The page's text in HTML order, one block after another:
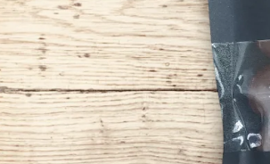
ORECHY 1 KG
€38,30